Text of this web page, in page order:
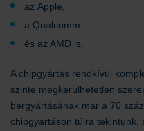
az Apple,
a Qualcomm
és az AMD is.
A chipgyártás rendkívül
szinte megkerülhetetlen
bérgyártásának már a 70
chipgyártáson túlra tekintünk,